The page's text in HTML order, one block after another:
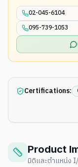
02-045-6104
095-739-1053
Certifications:
Product
มิติและตำแหน่ง